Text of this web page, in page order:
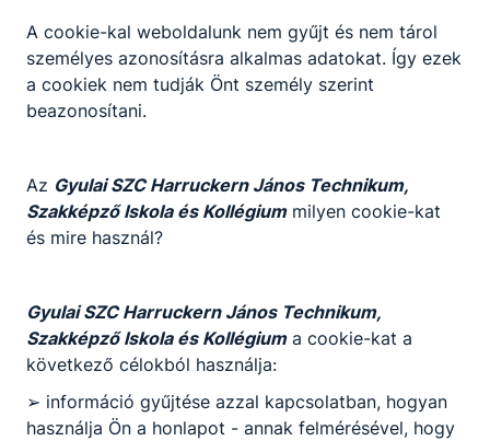
Határtalanul3.pdf
Letöltés
A cookie-kal weboldalunk nem gyűjt és nem tárol
személyes azonosításra alkalmas adatokat. Így ezek
a cookiek nem tudják Önt személy szerint
beazonosítani.
Az Gyulai SZC Harruckern János Technikum,
Szakképző Iskola és Kollégiummilyen cookie-kat
és mire használ?
Gyulai SZC Harruckern János Technikum,
Szakképző Iskola és Kollégiuma cookie-kat a
következő célokból használja:
➢ információ gyűjtése azzal kapcsolatban, hogyan
használja Ön a honlapot - annak felmérésével, hogy